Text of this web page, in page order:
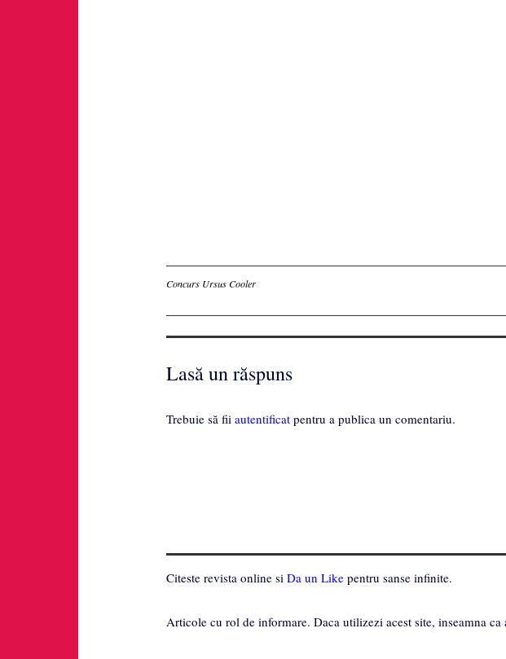
Inscriere
Concurs Ursus Cooler
Lasă un răspuns
Trebuie să fii autentificatpentru a publica un comentariu.
Citeste revista online si Da un Likepentru sanse infinite.
Articole cu rol de informare. Daca utilizezi acest site, inseamna